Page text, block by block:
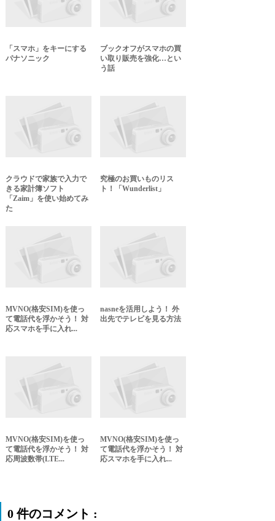
「スマホ」をキーにする
パナソニック
ブックオフがスマホの買
い取り販売を強化…とい
う話
クラウドで家族で入力で
きる家計簿ソフト
「Zaim」を使い始めてみ
た
究極のお買いものリス
ト！「Wunderlist」
MVNO(格安SIM)を使っ
て電話代を浮かそう！ 対
応スマホを手に入れ...
nasneを活用しよう！ 外
出先でテレビを見る方法
MVNO(格安SIM)を使っ
て電話代を浮かそう！ 対
応周波数帯(LTE...
MVNO(格安SIM)を使っ
て電話代を浮かそう！ 対
応スマホを手に入れ...
0 件のコメント :